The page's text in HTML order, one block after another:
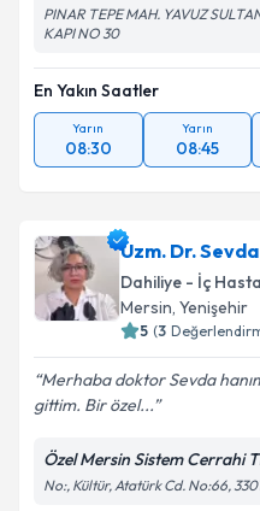
PINAR TEPE MAH. YAVUZ
KAPI NO 30
En Yakın Saatler
Yarın
08:30
Yarın
08:45
Uzm. Dr. Sevda
Dahiliye - İç
Mersin, Yenişehir
5 (3
Merhaba doktor Sevda
gittim. Bir özel...
Özel Mersin Sistem Cerrahi
No:, Kültür, Atatürk Cd. No:66,